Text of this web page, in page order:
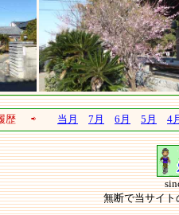
無断で当サイ